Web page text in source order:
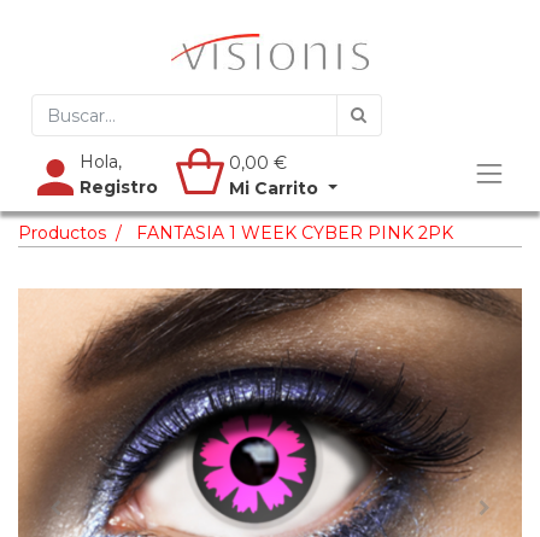
Hola,
Registro
0,00 €
Mi Carrito
Productos FANTASIA 1 WEEK CYBER PINK 2PK